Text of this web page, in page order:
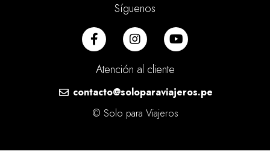
Síguenos
Atención al cliente
contacto@soloparaviajeros.pe
© Solo para Viajeros